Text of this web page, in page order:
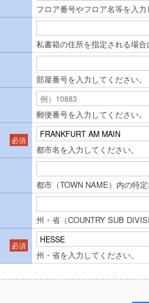
フロア番号やフロア名等を入
私書箱の住所を指定される場
部屋番号を入力してください。
郵便番号を入力してください。
必須
都市名を入力してください。
都市（TOWN NAME）内の特
州・省（COUNTRY SUB
必須
州・省を入力してください。